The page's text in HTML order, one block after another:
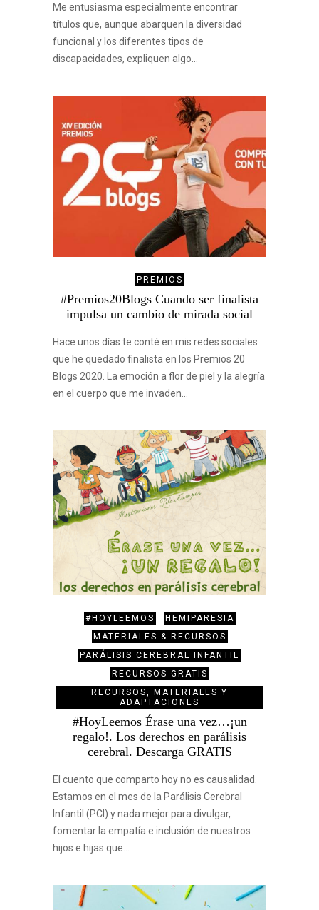
Me entusiasma especialmente encontrar
títulos que, aunque abarquen la diversidad
funcional y los diferentes tipos de
discapacidades, expliquen algo…
PREMIOS
#Premios20Blogs Cuando ser finalista
impulsa un cambio de mirada social
Hace unos días te conté en mis redes sociales
que he quedado finalista en los Premios 20
Blogs 2020. La emoción a flor de piel y la alegría
en el cuerpo que me invaden…
#HOYLEEMOS
HEMIPARESIA
MATERIALES & RECURSOS
PARÁLISIS CEREBRAL INFANTIL
RECURSOS GRATIS
RECURSOS, MATERIALES Y
ADAPTACIONES
#HoyLeemos Érase una vez…¡un
regalo!. Los derechos en parálisis
cerebral. Descarga GRATIS
El cuento que comparto hoy no es causalidad.
Estamos en el mes de la Parálisis Cerebral
Infantil (PCI) y nada mejor para divulgar,
fomentar la empatía e inclusión de nuestros
hijos e hijas que…